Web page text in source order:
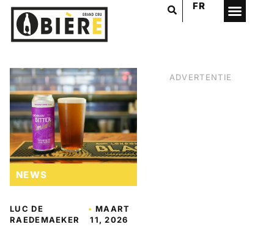
FR
NEWS
LUC DE
RAEDEMAEKER
•MAART
11, 2026
ADVERTENTIE